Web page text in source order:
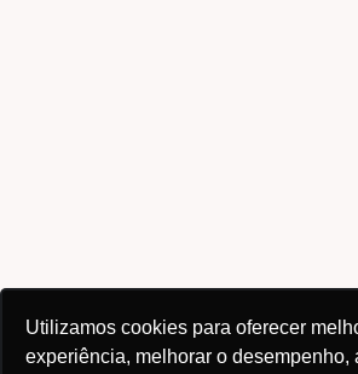
Utilizamos cookies para oferecer
experiência, melhorar o desempenho,